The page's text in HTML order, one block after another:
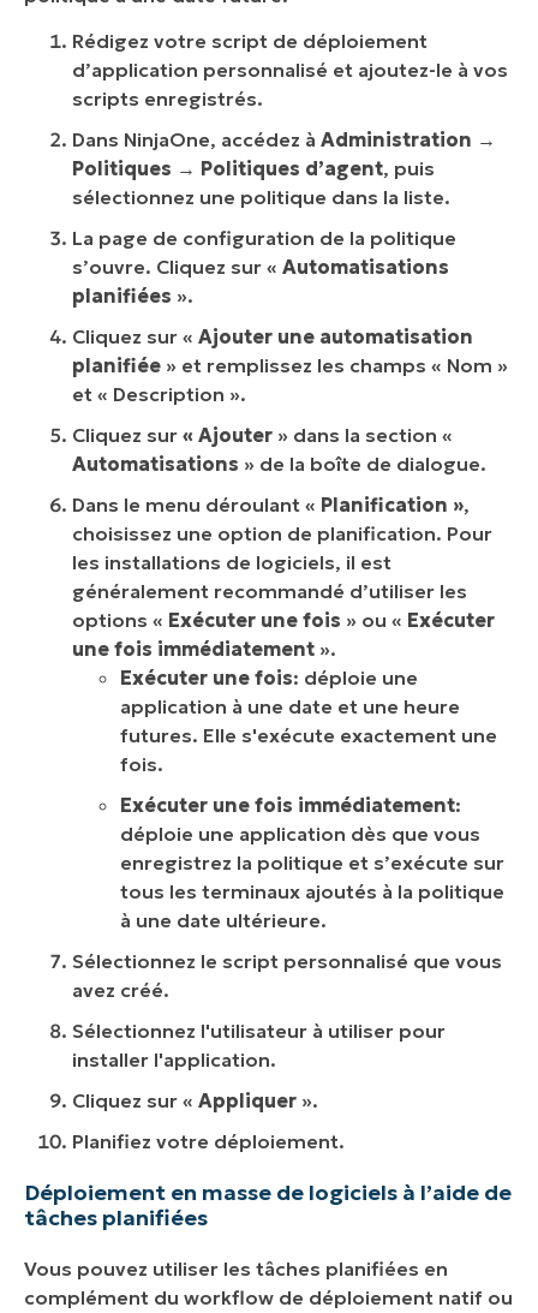
Rédigez votre script de déploiement
d’application personnalisé et ajoutez-le à vos
scripts enregistrés.
Dans NinjaOne, accédez à Administration →
Politiques → Politiques d’agent, puis
sélectionnez une politique dans la liste.
La page de configuration de la politique
s’ouvre. Cliquez sur « Automatisations
planifiées ».
Cliquez sur « Ajouter une automatisation
planifiée » et remplissez les champs « Nom »
et « Description ».
Cliquez sur « Ajouter » dans la section «
Automatisations » de la boîte de dialogue.
Dans le menu déroulant « Planification »,
choisissez une option de planification. Pour
les installations de logiciels, il est
généralement recommandé d’utiliser les
options « Exécuter une fois » ou « Exécuter
une fois immédiatement ».
Exécuter une fois: déploie une
application à une date et une heure
futures. Elle s'exécute exactement une
fois.
Exécuter une fois immédiatement:
déploie une application dès que vous
enregistrez la politique et s’exécute sur
tous les terminaux ajoutés à la politique
à une date ultérieure.
Sélectionnez le script personnalisé que vous
avez créé.
Sélectionnez l'utilisateur à utiliser pour
installer l'application.
Cliquez sur « Appliquer ».
Planifiez votre déploiement.
Déploiement en masse de logiciels à l’aide de
tâches planifiées
Vous pouvez utiliser les tâches planifiées en
complément du workflow de déploiement natif ou